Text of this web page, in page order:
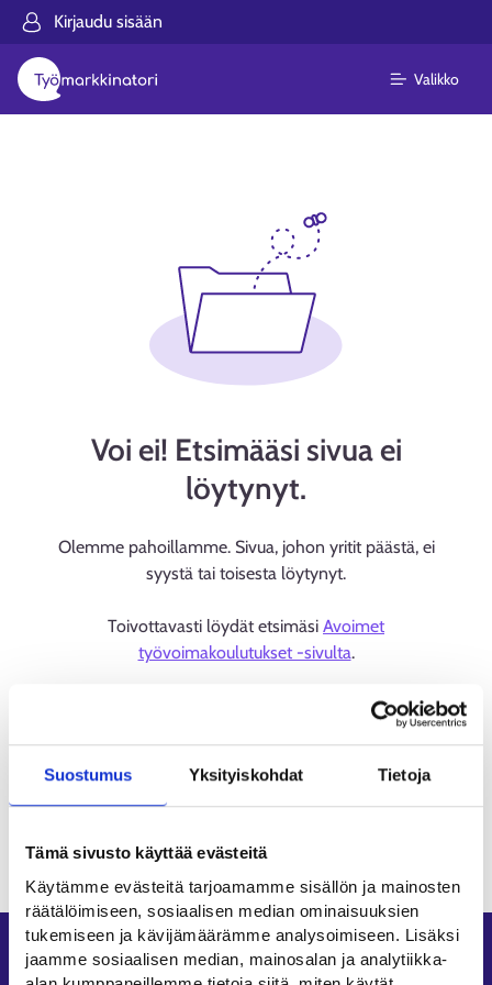
Suostumus Yksityiskohdat Tietoja
Tämä sivusto käyttää evästeitä
Käytämme evästeitä tarjoamamme sisällön ja mainosten
räätälöimiseen, sosiaalisen median ominaisuuksien
tukemiseen ja kävijämäärämme analysoimiseen. Lisäksi
jaamme sosiaalisen median, mainosalan ja analytiikka-
Kirjaudu sisään
Valikko
Voi ei! Etsimääsi sivua ei
löytynyt.
Olemme pahoillamme. Sivua, johon yritit päästä, ei
syystä tai toisesta löytynyt.
Toivottavasti löydät etsimäsi Avoimet
työvoimakoulutukset -sivulta.
Oikopolut